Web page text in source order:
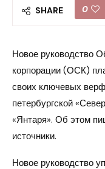
SHARE 0
Новое руководство
корпорации (ОСК)
своих ключевых
петербургской
«Янтаря». Об этом
источники.
Новое руководство